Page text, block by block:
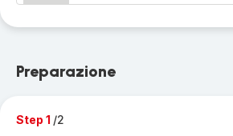
Preparazione
Step 1 /2